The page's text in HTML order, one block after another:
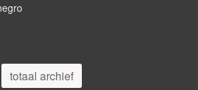
totaal archief